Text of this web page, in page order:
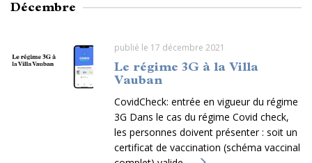
Décembre
publié le 17 décembre 2021
Le régime 3G à la Villa
Vauban
CovidCheck: entrée en vigueur du régime
3G Dans le cas du régime Covid check,
les personnes doivent présenter : soit un
certificat de vaccination (schéma vaccinal